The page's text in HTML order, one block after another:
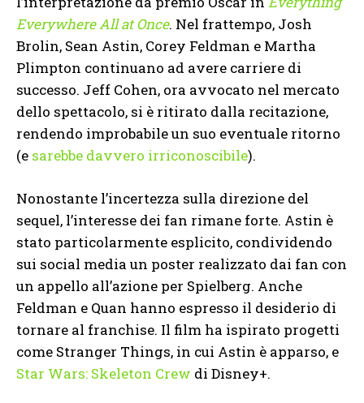
Everywhere All at Once. Nel frattempo, Josh
Brolin, Sean Astin, Corey Feldman e Martha
Plimpton continuano ad avere carriere di
successo. Jeff Cohen, ora avvocato nel mercato
dello spettacolo, si è ritirato dalla recitazione,
rendendo improbabile un suo eventuale ritorno
(e sarebbe davvero irriconoscibile).
Nonostante l’incertezza sulla direzione del
sequel, l’interesse dei fan rimane forte. Astin è
stato particolarmente esplicito, condividendo
sui social media un poster realizzato dai fan con
un appello all’azione per Spielberg. Anche
Feldman e Quan hanno espresso il desiderio di
tornare al franchise. Il film ha ispirato progetti
come Stranger Things, in cui Astin è apparso, e
Star Wars: Skeleton Crew di Disney+.